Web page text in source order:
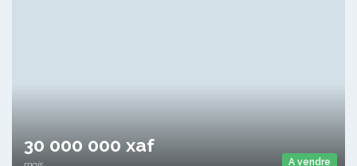
A vendre
30 000 000 xaf